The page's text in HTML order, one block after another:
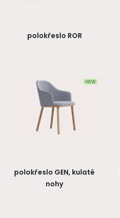
polokřeslo ROR
polokřeslo GEN, kulaté
nohy